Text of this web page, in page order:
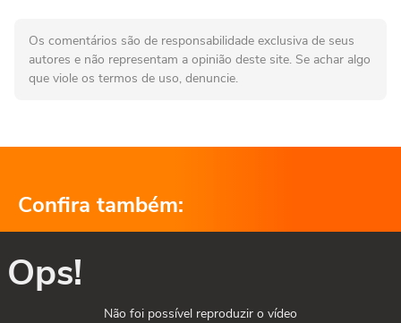
Os comentários são de responsabilidade exclusiva de seus
autores e não representam a opinião deste site. Se achar algo
que viole os termos de uso, denuncie.
Confira também:
Ops!
Não foi possível reproduzir o vídeo